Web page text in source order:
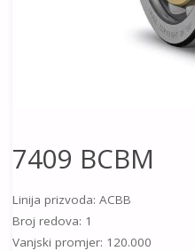
7409 BCBM
Linija prizvoda: ACBB
Broj redova: 1
Vanjski promjer: 120.000